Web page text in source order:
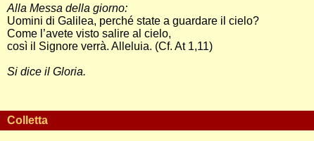
Alla Messa della giorno:
Uomini di Galilea, perché state a guardare il cielo?
Come l’avete visto salire al cielo,
così il Signore verrà. Alleluia. (Cf. At 1,11)
Si dice il Gloria.
Colletta